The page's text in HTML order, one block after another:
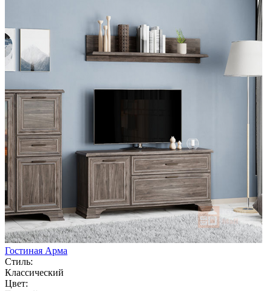
Гостиная Арма
Стиль:
Классический
Цвет: